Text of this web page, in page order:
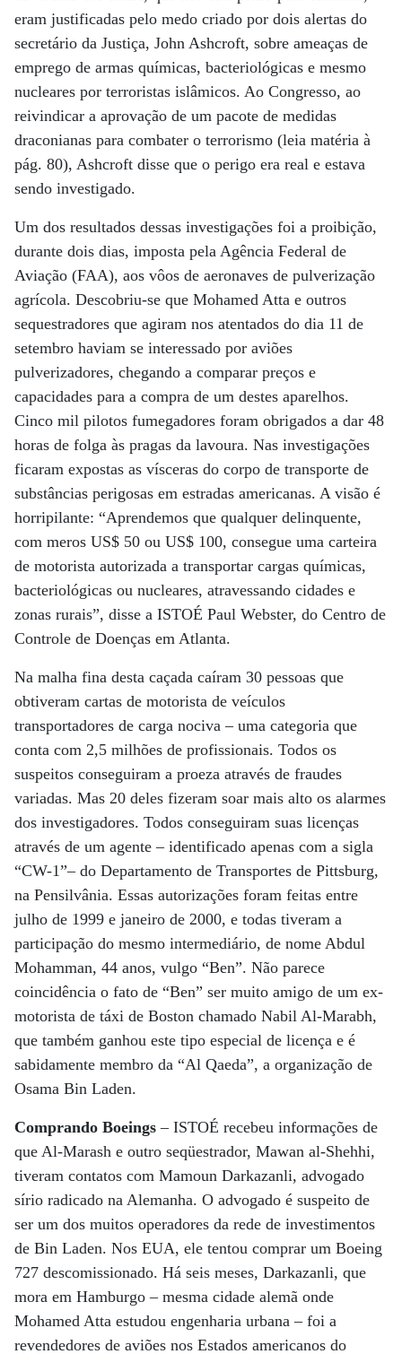
eram justificadas pelo medo criado por dois alertas do
secretário da Justiça, John Ashcroft, sobre ameaças de
emprego de armas químicas, bacteriológicas e mesmo
nucleares por terroristas islâmicos. Ao Congresso, ao
reivindicar a aprovação de um pacote de medidas
draconianas para combater o terrorismo (leia matéria à
pág. 80), Ashcroft disse que o perigo era real e estava
sendo investigado.
Um dos resultados dessas investigações foi a proibição,
durante dois dias, imposta pela Agência Federal de
Aviação (FAA), aos vôos de aeronaves de pulverização
agrícola. Descobriu-se que Mohamed Atta e outros
sequestradores que agiram nos atentados do dia 11 de
setembro haviam se interessado por aviões
pulverizadores, chegando a comparar preços e
capacidades para a compra de um destes aparelhos.
Cinco mil pilotos fumegadores foram obrigados a dar 48
horas de folga às pragas da lavoura. Nas investigações
ficaram expostas as vísceras do corpo de transporte de
substâncias perigosas em estradas americanas. A visão é
horripilante: “Aprendemos que qualquer delinquente,
com meros US$ 50 ou US$ 100, consegue uma carteira
de motorista autorizada a transportar cargas químicas,
bacteriológicas ou nucleares, atravessando cidades e
zonas rurais”, disse a ISTOÉ Paul Webster, do Centro de
Controle de Doenças em Atlanta.
Na malha fina desta caçada caíram 30 pessoas que
obtiveram cartas de motorista de veículos
transportadores de carga nociva – uma categoria que
conta com 2,5 milhões de profissionais. Todos os
suspeitos conseguiram a proeza através de fraudes
variadas. Mas 20 deles fizeram soar mais alto os alarmes
dos investigadores. Todos conseguiram suas licenças
através de um agente – identificado apenas com a sigla
“CW-1”– do Departamento de Transportes de Pittsburg,
na Pensilvânia. Essas autorizações foram feitas entre
julho de 1999 e janeiro de 2000, e todas tiveram a
participação do mesmo intermediário, de nome Abdul
Mohamman, 44 anos, vulgo “Ben”. Não parece
coincidência o fato de “Ben” ser muito amigo de um ex-
motorista de táxi de Boston chamado Nabil Al-Marabh,
que também ganhou este tipo especial de licença e é
sabidamente membro da “Al Qaeda”, a organização de
Osama Bin Laden.
Comprando Boeings – ISTOÉ recebeu informações de
que Al-Marash e outro seqüestrador, Mawan al-Shehhi,
tiveram contatos com Mamoun Darkazanli, advogado
sírio radicado na Alemanha. O advogado é suspeito de
ser um dos muitos operadores da rede de investimentos
de Bin Laden. Nos EUA, ele tentou comprar um Boeing
727 descomissionado. Há seis meses, Darkazanli, que
mora em Hamburgo – mesma cidade alemã onde
Mohamed Atta estudou engenharia urbana – foi a
revendedores de aviões nos Estados americanos do